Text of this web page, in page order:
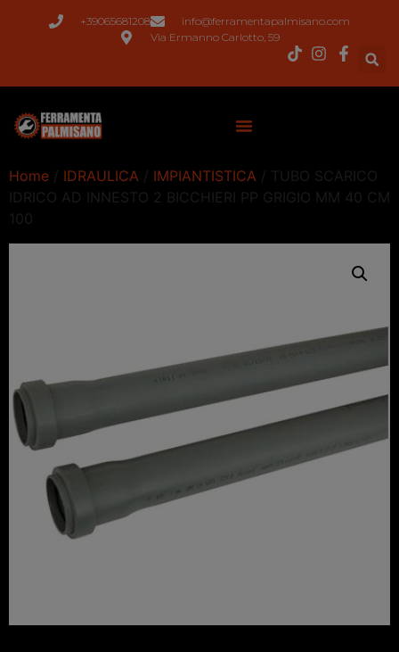
+39065681208
info@ferramentapalmisano.com
Via Ermanno Carlotto, 59
Home / IDRAULICA / IMPIANTISTICA / TUBO SCARICO
IDRICO AD INNESTO 2 BICCHIERI PP GRIGIO MM 40 CM
100